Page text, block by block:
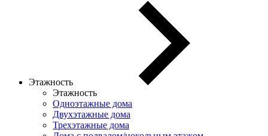
Этажность
Этажность
Одноэтажные дома
Двухэтажные дома
Трехэтажные дома